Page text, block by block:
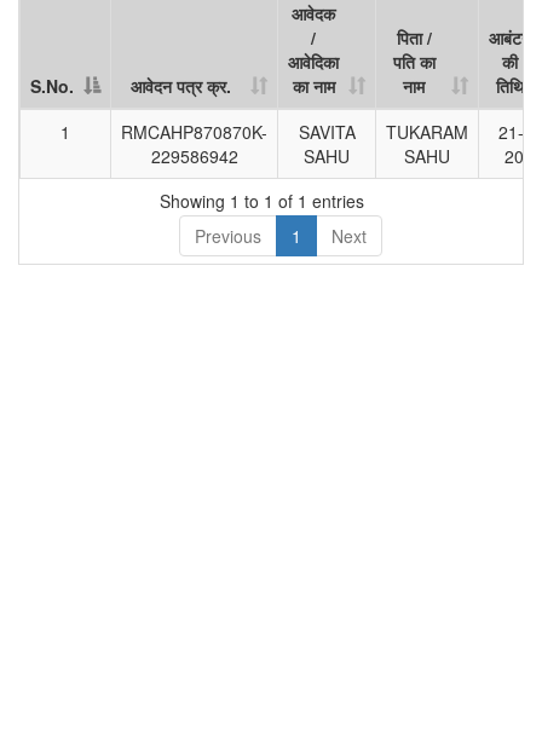
S.No. आवेदन पत्र क्र.
आवेदक
/
आवेदिका
का नाम
पिता /
पति का
नाम
आबंटन
की
तिथि
S.No.
आवेदन पत्र क्र.
आवेदक
/
आवेदिका
का नाम
पिता /
पति का
नाम
आबंटन
की
तिथि
1
RMCAHP870870K-
229586942
SAVITA
SAHU
TUKARAM
SAHU
21-
2024
Showing 1 to 1 of 1 entries
Previous
1 Next